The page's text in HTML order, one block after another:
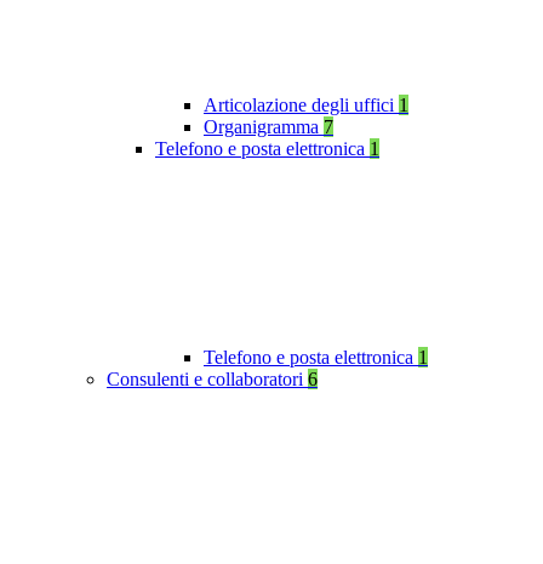
Articolazione degli uffici 1
Organigramma 7
Telefono e posta elettronica 1
Telefono e posta elettronica 1
Consulenti e collaboratori 6